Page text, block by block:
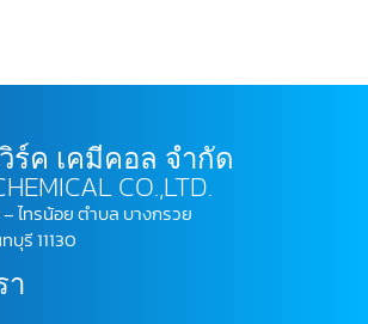
ร์ค เคมีคอล จำกัด
CO.,LTD.
– ไทรน้อย ตำบล บางกรวย
รี 11130
า